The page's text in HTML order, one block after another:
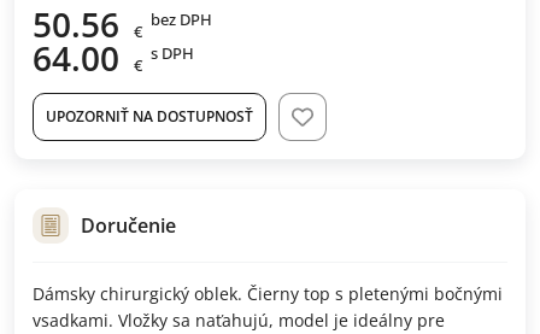
50.56 €
bez DPH
64.00 €
s DPH
UPOZORNIŤ NA DOSTUPNOSŤ
Doručenie
Dámsky chirurgický oblek. Čierny top s pletenými bočnými
vsadkami. Vložky sa naťahujú, model je ideálny pre